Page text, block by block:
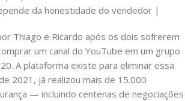
da honestidade do vendedor |
Thiago e Ricardo após os dois sofrerem
um canal do YouTube em um grupo
A plataforma existe para eliminar essa
2021, já realizou mais de 15.000
— incluindo centenas de negociações